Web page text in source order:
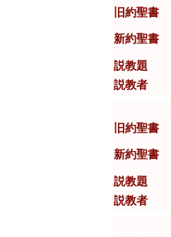
旧約聖書
新約聖書
説教題
説教者
旧約聖書
新約聖書
説教題
説教者